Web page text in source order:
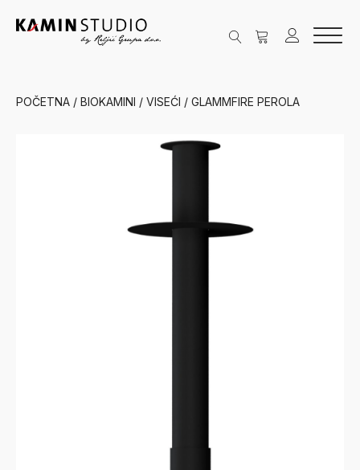
POČETNA / BIOKAMINI / VISEĆI / GLAMMFIRE PEROLA